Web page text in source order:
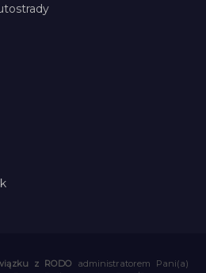
z RODO administratorem Pani(a)